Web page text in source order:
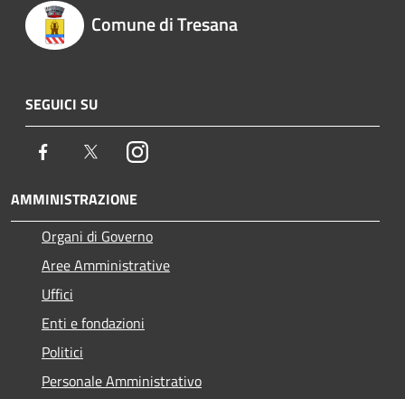
Comune di Tresana
SEGUICI SU
Facebook TwitterInstagram
AMMINISTRAZIONE
Organi di Governo
Aree Amministrative
Uffici
Enti e fondazioni
Politici
Personale Amministrativo